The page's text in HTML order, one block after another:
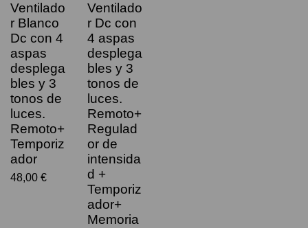
Ventilado
r Blanco
Dc con 4
aspas
desplega
bles y 3
tonos de
luces.
Remoto+
Temporiz
ador
48,00 €
Ventilado
r Dc con
4 aspas
desplega
bles y 3
tonos de
luces.
Remoto+
Regulad
or de
intensida
d +
Temporiz
ador+
Memoria